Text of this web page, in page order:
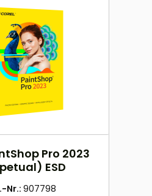
Pro 2023
ESD
Nr.:907798